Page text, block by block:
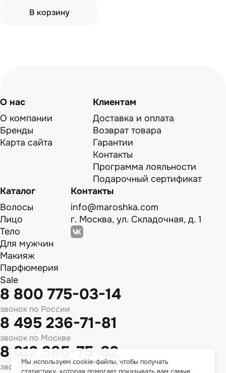
В корзину
О нас
О компании
Бренды
Карта сайта
Клиентам
Доставка и оплата
Возврат товара
Гарантии
Контакты
Программа лояльности
Подарочный сертификат
Каталог
Волосы
Лицо
Тело
Для мужчин
Макияж
Парфюмерия
Sale
Контакты
info@maroshka.com
г. Москва, ул. Складочная, д. 1
8 800 775-03-14
звонок по России
8 495 236-71-81
звонок по Москве
8 812 385-75-82
звонок по Спб
Мы используем cookie-файлы, чтобы получать
статистику, которая помогает показывать вам самые